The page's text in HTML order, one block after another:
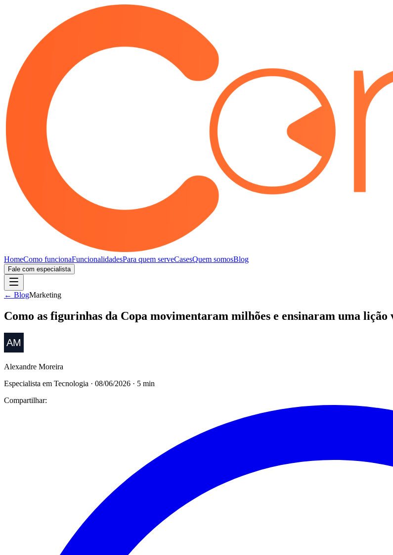
HomeComo funcionaFuncionalidadesPara quem serveCasesQuem somosBlog
Fale com especialista
← BlogMarketing
Como as figurinhas da Copa movimentaram milhões e ensinaram uma
Alexandre Moreira
Especialista em Tecnologia · 08/06/2026 · 5 min
Compartilhar: